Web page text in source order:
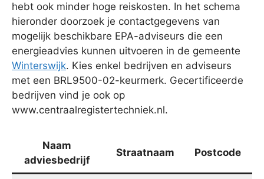
hebt ook minder hoge reiskosten. In het schema
hieronder doorzoek je contactgegevens van
mogelijk beschikbare EPA-adviseurs die een
energieadvies kunnen uitvoeren in de gemeente
Winterswijk. Kies enkel bedrijven en adviseurs
met een BRL9500-02-keurmerk. Gecertificeerde
bedrijven vind je ook op
www.centraalregistertechniek.nl.
Naam
adviesbedrijf
Straatnaam Postcode